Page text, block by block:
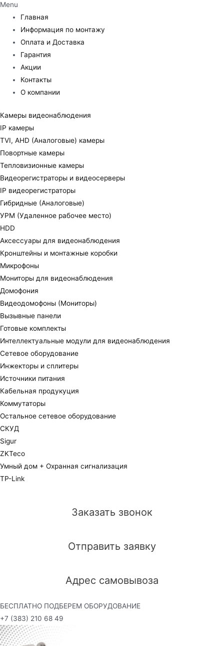
Menu
Главная
Информация по монтажу
Оплата и Доставка
Гарантия
Акции
Контакты
О компании
Камеры видеонаблюдения
IP камеры
TVI, AHD (Аналоговые) камеры
Повортные камеры
Тепловизионные камеры
Видеорегистраторы и видеосерверы
IP видеорегистраторы
Гибридные (Аналоговые)
УРМ (Удаленное рабочее место)
HDD
Аксессуары для видеонаблюдения
Кронштейны и монтажные коробки
Микрофоны
Мониторы для видеонаблюдения
Домофония
Видеодомофоны (Мониторы)
Вызывные панели
Готовые комплекты
Интеллектуальные модули для видеонаблюдения
Сетевое оборудование
Инжекторы и сплитеры
Источники питания
Кабельная продукуция
Коммутаторы
Остальное сетевое оборудование
СКУД
Sigur
ZKTeco
Умный дом + Охранная сигнализация
TP-Link
Заказать звонок
Отправить заявку
Адрес самовывоза
БЕСПЛАТНО ПОДБЕРЕМ ОБОРУДОВАНИЕ
+7 (383) 210 68 49